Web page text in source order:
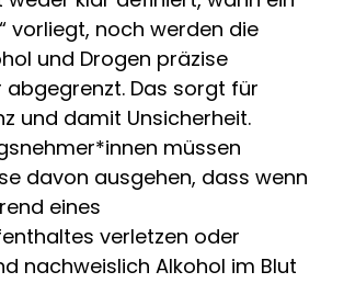
vorliegt, noch werden die
und Drogen präzise
Das sorgt für
und damit Unsicherheit.
müssen
davon ausgehen, dass wenn
eines
verletzen oder
nachweislich Alkohol im Blut